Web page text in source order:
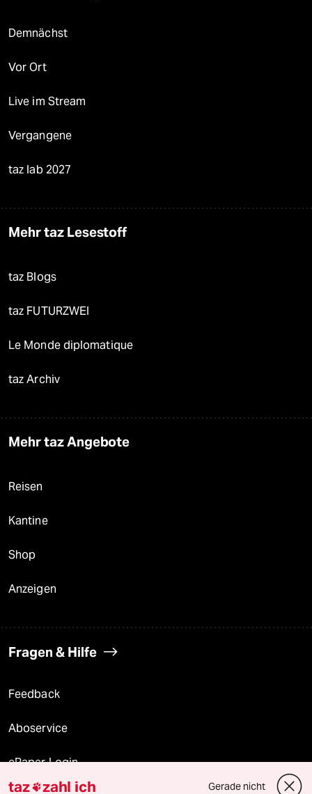
Demnächst
Vor Ort
Live im Stream
Vergangene
taz lab 2027
Mehr taz Lesestoff
taz Blogs
taz FUTURZWEI
Le Monde diplomatique
taz Archiv
Mehr taz Angebote
Reisen
Kantine
Shop
Anzeigen
Fragen & Hilfe
Feedback
Aboservice
ePaper Login
taz zahl ich Gerade nicht